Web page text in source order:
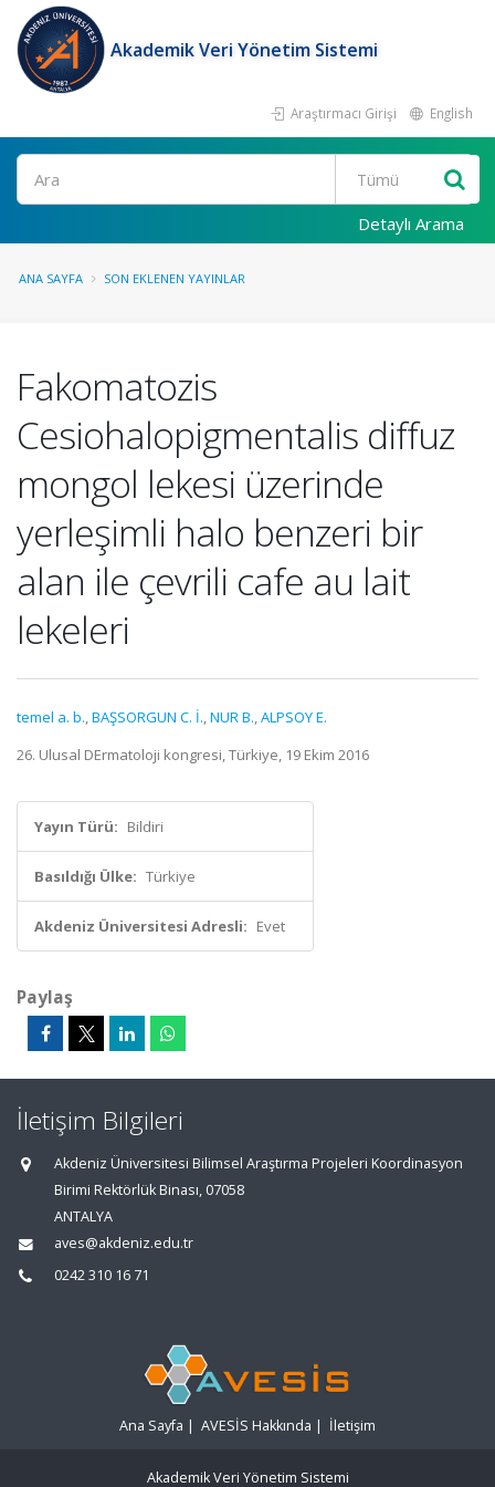
Akademik Veri Yönetim Sistemi
Araştırmacı Girişi English
Ara
Detaylı Arama
ANA SAYFA SON EKLENEN YAYINLAR
Fakomatozis
Cesiohalopigmentalis diffuz
mongol lekesi üzerinde
yerleşimli halo benzeri bir
alan ile çevrili cafe au lait
lekeleri
temel a. b.,BAŞSORGUN C. İ.,NUR B.,ALPSOY E.
26. Ulusal DErmatoloji kongresi, Türkiye, 19 Ekim 2016
Yayın Türü: Bildiri
Basıldığı Ülke: Türkiye
Akdeniz Üniversitesi Adresli: Evet
Paylaş
İletişim Bilgileri
Akdeniz Üniversitesi Bilimsel Araştırma Projeleri Koordinasyon
Birimi Rektörlük Binası, 07058
ANTALYA
aves@akdeniz.edu.tr
0242 310 16 71
Ana Sayfa | AVESİS Hakkında | İletişim
Akademik Veri Yönetim Sistemi